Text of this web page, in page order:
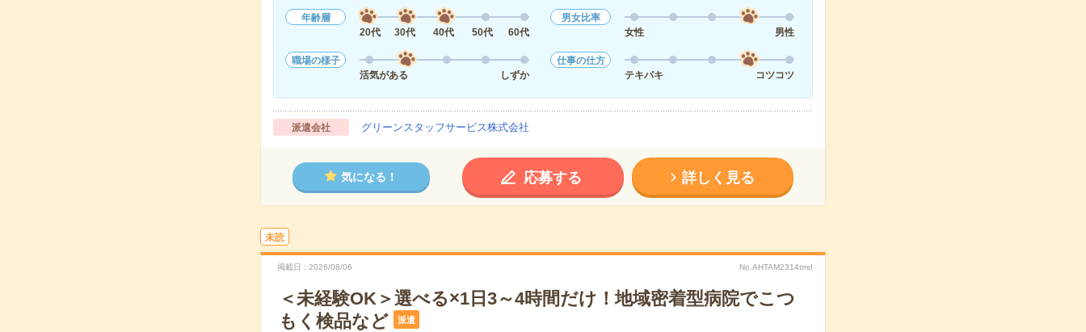
年齢層
20代
30代 40代 50代 60代
男女比率
女性
男性
職場の様子
活気がある
しずか
仕事の仕方
テキパキ
コツコツ
派遣会社 グリーンスタッフサービス株式会社
気になる！ 応募する 詳しく見る
未読
掲載日 2026/08/06 No.AHTAM2314tmd
＜未経験OK＞選べる×1日3～4時間だけ！地域密着型病院でこつ
もく検品など
派遣